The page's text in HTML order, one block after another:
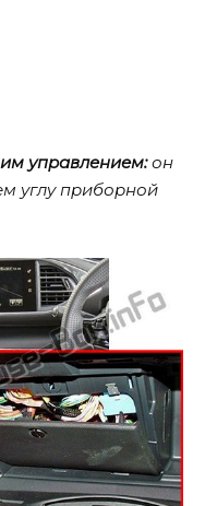
управлением:он
углу приборной